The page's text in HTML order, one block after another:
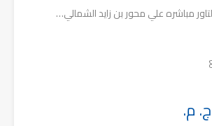
مباشره علي محور بن زايد الشمالي…